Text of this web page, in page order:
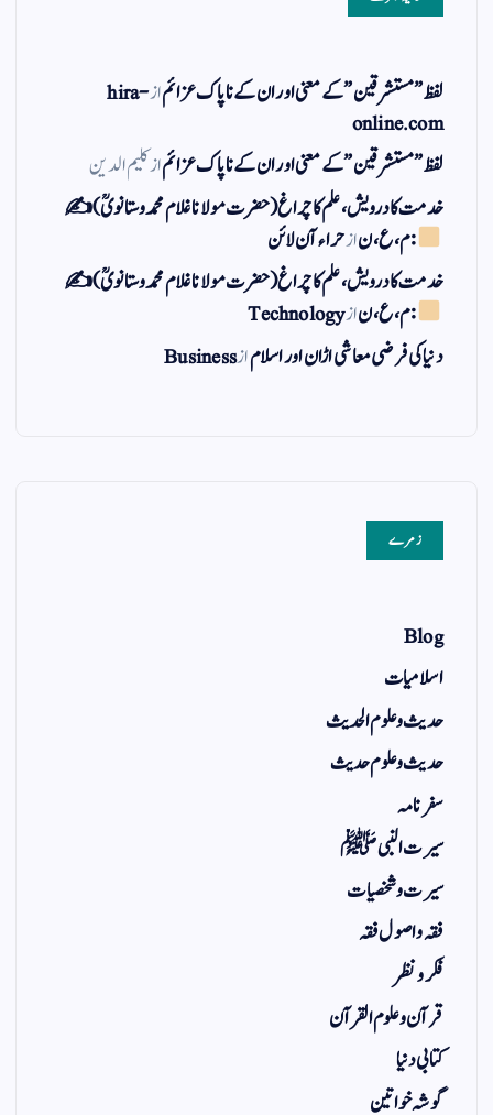
لفظ ” مستشرقین ” کے معنی اور ان کے نا پاک عزائمازhira-
online.com
لفظ ” مستشرقین ” کے معنی اور ان کے نا پاک عزائمازکلیم الدین
خدمت کا درویش، علم کا چراغ(حضرت مولانا غلام محمد وستانویؒ)✍
: م ، ع ، نازحراء آن لائن
خدمت کا درویش، علم کا چراغ(حضرت مولانا غلام محمد وستانویؒ)✍
: م ، ع ، نازTechnology
دنیا کی فرضی معاشی اڑان اور اسلامازBusiness
زمرے
Blog
اسلامیات
حدیث و علوم الحدیث
حدیث و علوم حدیث
سفر نامہ
سیرت النبی ﷺ
سیرت و شخصیات
فقہ و اصول فقہ
فکر و نظر
قرآن و علوم القرآن
کتابی دنیا
گوشہ خواتین